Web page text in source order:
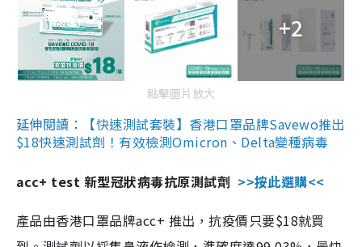
+2
點擊圖片放大
延伸閱讀：【快速測試套裝】香港口罩品牌Savewo推出
$18快速測試劑！有效檢測Omicron、Delta變種病毒
acc+ test 新型冠狀病毒抗原測試劑 >>按此選購<<
產品由香港口罩品牌acc+ 推出，抗疫價只要$18就買